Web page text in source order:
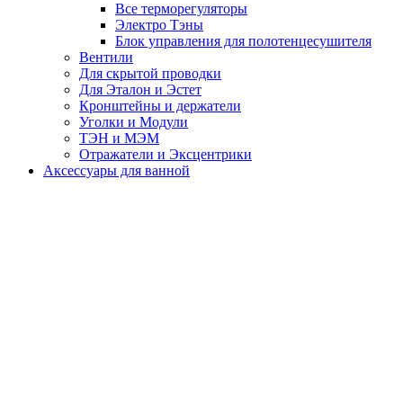
Все терморегуляторы
Электро Тэны
Блок управления для полотенцесушителя
Вентили
Для скрытой проводки
Для Эталон и Эстет
Кронштейны и держатели
Уголки и Модули
ТЭН и МЭМ
Отражатели и Эксцентрики
Аксессуары для ванной